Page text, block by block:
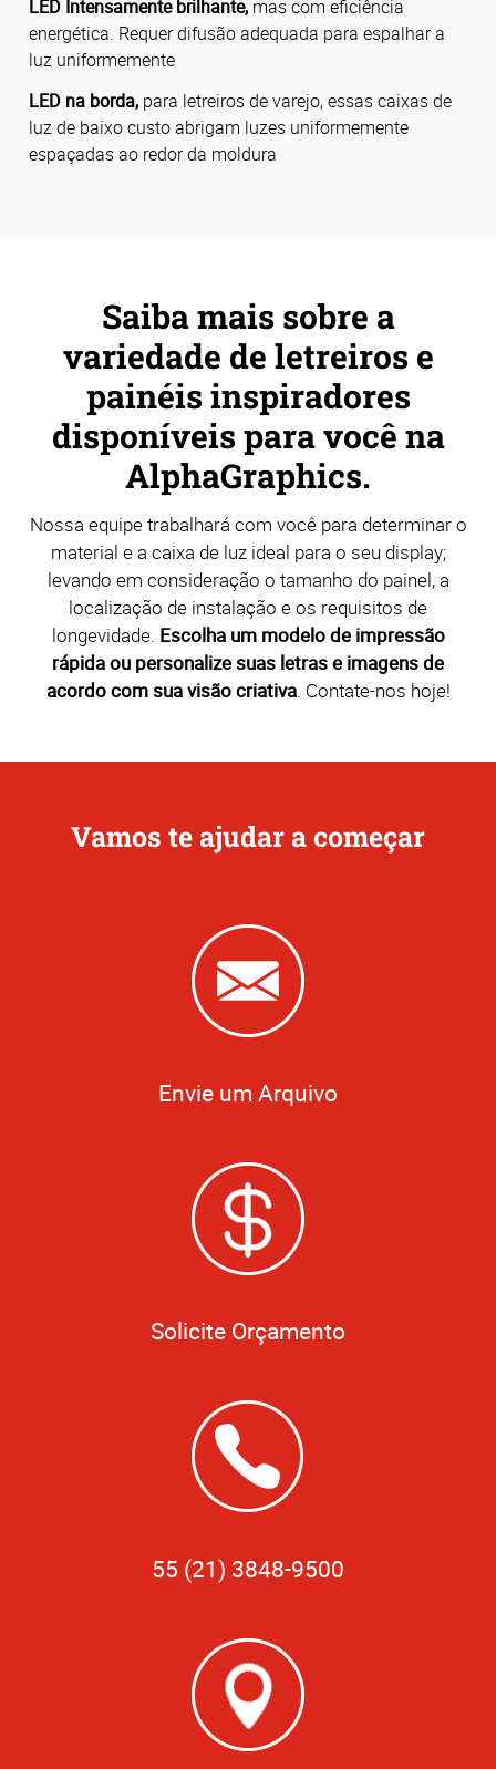
LED Intensamente brilhante, mas com eficiência
energética. Requer difusão adequada para espalhar a
luz uniformemente
LED na borda, para letreiros de varejo, essas caixas de
luz de baixo custo abrigam luzes uniformemente
espaçadas ao redor da moldura
Saiba mais sobre a
variedade de letreiros e
painéis inspiradores
disponíveis para você na
AlphaGraphics.
Nossa equipe trabalhará com você para determinar o
material e a caixa de luz ideal para o seu display;
levando em consideração o tamanho do painel, a
localização de instalação e os requisitos de
longevidade. Escolha um modelo de impressão
rápida ou personalize suas letras e imagens de
acordo com sua visão criativa. Contate-nos hoje!
Vamos te ajudar a começar
Envie um Arquivo
Solicite Orçamento
55 (21) 3848-9500